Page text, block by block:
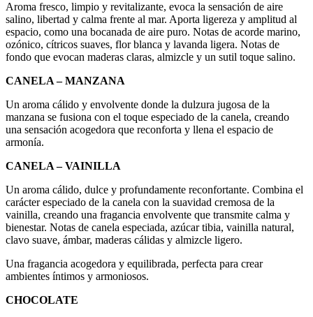
Aroma fresco, limpio y revitalizante, evoca la sensación de aire
salino, libertad y calma frente al mar. Aporta ligereza y amplitud al
espacio, como una bocanada de aire puro. Notas de acorde marino,
ozónico, cítricos suaves, flor blanca y lavanda ligera. Notas de
fondo que evocan maderas claras, almizcle y un sutil toque salino.
CANELA – MANZANA
Un aroma cálido y envolvente donde la dulzura jugosa de la
manzana se fusiona con el toque especiado de la canela, creando
una sensación acogedora que reconforta y llena el espacio de
armonía.
CANELA – VAINILLA
Un aroma cálido, dulce y profundamente reconfortante. Combina el
carácter especiado de la canela con la suavidad cremosa de la
vainilla, creando una fragancia envolvente que transmite calma y
bienestar. Notas de canela especiada, azúcar tibia, vainilla natural,
clavo suave, ámbar, maderas cálidas y almizcle ligero.
Una fragancia acogedora y equilibrada, perfecta para crear
ambientes íntimos y armoniosos.
CHOCOLATE